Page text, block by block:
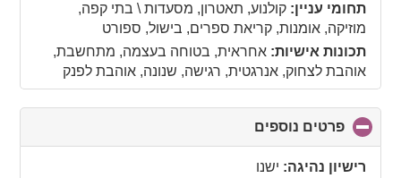
תחומי עניין: קולנוע, תאטרון, מסעדות \ בתי קפה,
מוזיקה, אומנות, קריאת ספרים, בישול, ספורט
תכונות אישיות: אחראית, בטוחה בעצמה, מתחשבת,
אוהבת לצחוק, אנרגטית, רגישה, שנונה, אוהבת לפנק
פרטים נוספים
to
רישיון נהיגה: ישנו